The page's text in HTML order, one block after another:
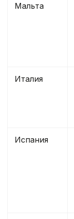
Мальта
Италия
Испания